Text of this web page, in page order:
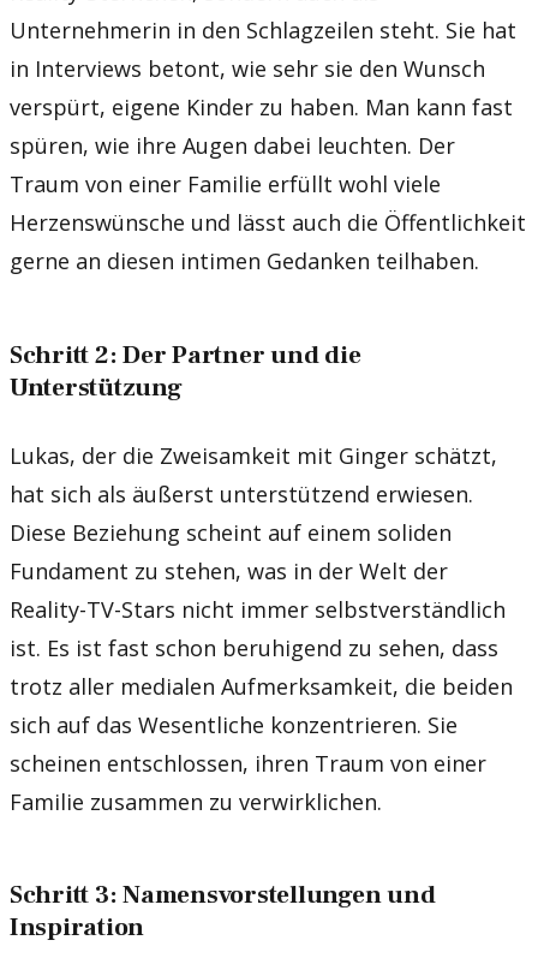
Unternehmerin in den Schlagzeilen steht. Sie hat
in Interviews betont, wie sehr sie den Wunsch
verspürt, eigene Kinder zu haben. Man kann fast
spüren, wie ihre Augen dabei leuchten. Der
Traum von einer Familie erfüllt wohl viele
Herzenswünsche und lässt auch die Öffentlichkeit
gerne an diesen intimen Gedanken teilhaben.
Schritt 2: Der Partner und die
Unterstützung
Lukas, der die Zweisamkeit mit Ginger schätzt,
hat sich als äußerst unterstützend erwiesen.
Diese Beziehung scheint auf einem soliden
Fundament zu stehen, was in der Welt der
Reality-TV-Stars nicht immer selbstverständlich
ist. Es ist fast schon beruhigend zu sehen, dass
trotz aller medialen Aufmerksamkeit, die beiden
sich auf das Wesentliche konzentrieren. Sie
scheinen entschlossen, ihren Traum von einer
Familie zusammen zu verwirklichen.
Schritt 3: Namensvorstellungen und
Inspiration